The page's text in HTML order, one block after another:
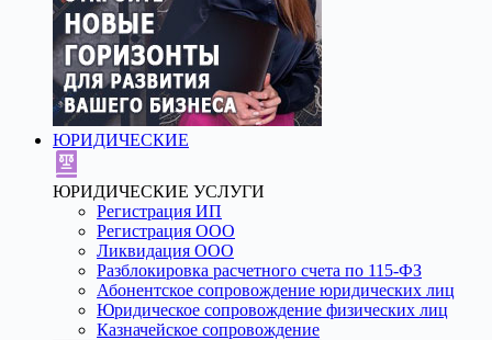
ЮРИДИЧЕСКИЕ
ЮРИДИЧЕСКИЕ УСЛУГИ
Регистрация ИП
Регистрация ООО
Ликвидация ООО
Разблокировка расчетного счета по 115-ФЗ
Абонентское сопровождение юридических лиц
Юридическое сопровождение физических лиц
Казначейское сопровождение